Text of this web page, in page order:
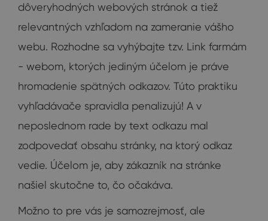
dôveryhodných webových stránok a tiež
relevantných vzhľadom na zameranie vášho
webu. Rozhodne sa vyhýbajte tzv. Link farmám
- webom, ktorých jediným účelom je práve
hromadenie spätných odkazov. Túto praktiku
vyhľadávače spravidla penalizujú! A v
neposlednom rade by text odkazu mal
zodpovedať obsahu stránky, na ktorý odkaz
vedie. Účelom je, aby zákazník na stránke
našiel skutočne to, čo očakáva.
Možno to pre vás je samozrejmosť, ale